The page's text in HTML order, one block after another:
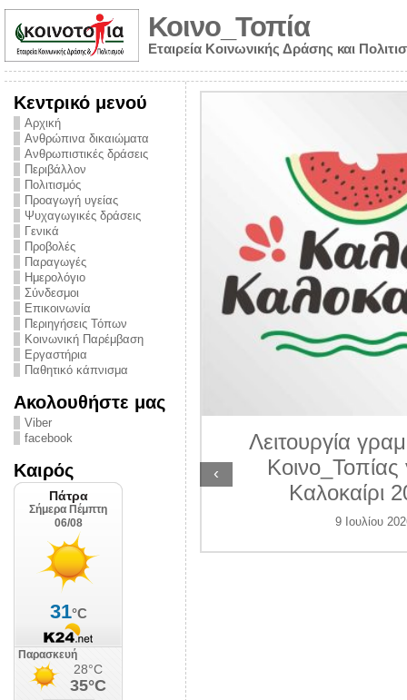
Κοινο_Τοπία
Εταιρεία Κοινωνικής Δράσης και
Κεντρικό μενού
Αρχική
Ανθρώπινα δικαιώματα
Ανθρωπιστικές δράσεις
Περιβάλλον
Πολιτισμός
Προαγωγή υγείας
Ψυχαγωγικές δράσεις
Γενικά
Προβολές
Παραγωγές
Ημερολόγιο
Σύνδεσμοι
Επικοινωνία
Περιηγήσεις Τόπων
Κοινωνική Παρέμβαση
Εργαστήρια
Παθητικό κάπνισμα
Ακολουθήστε μας
Viber
facebook
Καιρός
από την
την ημέρα
και
στο
2026
Λειτουργία
Κοινο_Τοπίας
Καλοκαίρι
9 Ιουλίου
‹